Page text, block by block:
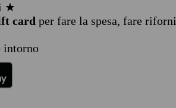
★
card per fare la spesa, fare
intorno